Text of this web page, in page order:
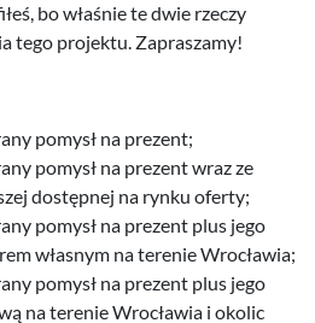
bo właśnie te dwie rzeczy
tego projektu. Zapraszamy!
pomysł na prezent;
pomysł na prezent wraz ze
dostępnej na rynku oferty;
pomysł na prezent plus jego
własnym na terenie Wrocławia;
pomysł na prezent plus jego
na terenie Wrocławia i okolic